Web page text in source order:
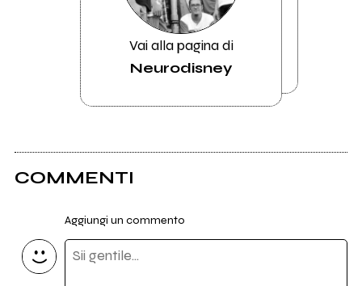
Vai alla pagina di
Neurodisney
COMMENTI
Aggiungi un commento